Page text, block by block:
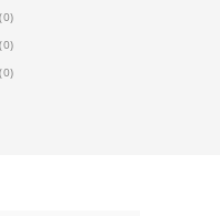
(0)
(0)
(0)